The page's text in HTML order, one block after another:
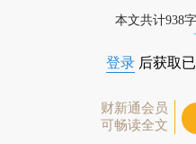
本文共计938
登录 后获取
财新通会员
可畅读全文